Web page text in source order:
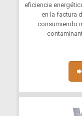
eficiencia
en la factura
consumiendo